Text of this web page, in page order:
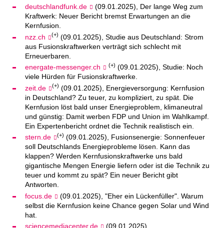
deutschlandfunk.de
(09.01.2025), Der lange Weg zum
Kraftwerk: Neuer Bericht bremst Erwartungen an die
Kernfusion.
nzz.ch
(+) (09.01.2025), Studie aus Deutschland: Strom
aus Fusionskraftwerken verträgt sich schlecht mit
Erneuerbaren.
energate-messenger.ch
(+) (09.01.2025), Studie: Noch
viele Hürden für Fusionskraftwerke.
zeit.de
(+) (09.01.2025), Energieversorgung: Kernfusion
in Deutschland? Zu teuer, zu kompliziert, zu spät. Die
Kernfusion löst bald unser Energieproblem, klimaneutral
und günstig: Damit werben FDP und Union im Wahlkampf.
Ein Expertenbericht ordnet die Technik realistisch ein.
stern.de
(+) (09.01.2025), Fusionsenergie: Sonnenfeuer
soll Deutschlands Energieprobleme lösen. Kann das
klappen? Werden Kernfusionskraftwerke uns bald
gigantische Mengen Energie liefern oder ist die Technik zu
teuer und kommt zu spät? Ein neuer Bericht gibt
Antworten.
focus.de
(09.01.2025), "Eher ein Lückenfüller". Warum
selbst die Kernfusion keine Chance gegen Solar und Wind
hat.
sciencemediacenter.de
(09.01.2025),